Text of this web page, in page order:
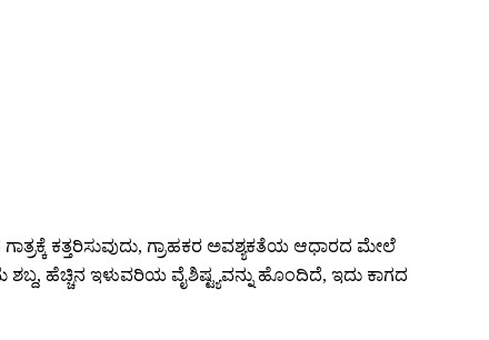
ಕತ್ತರಿಸುವುದು, ಗ್ರಾಹಕರ ಅವಶ್ಯಕತೆಯ ಆಧಾರದ ಮೇಲೆ
ಹೆಚ್ಚಿನ ಇಳುವರಿಯ ವೈಶಿಷ್ಟ್ಯವನ್ನು ಹೊಂದಿದೆ, ಇದು ಕಾಗದ